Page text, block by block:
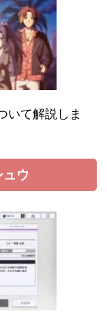
いて解説しま
ウ